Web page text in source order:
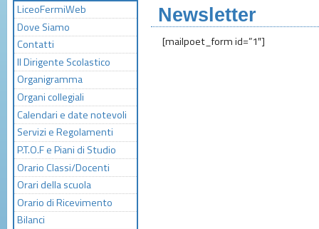
LiceoFermiWeb
Dove Siamo
Contatti
Il Dirigente Scolastico
Organigramma
Organi collegiali
Calendari e date notevoli
Servizi e Regolamenti
P.T.O.F e Piani di Studio
Orario Classi/Docenti
Orari della scuola
Orario di Ricevimento
Bilanci
Newsletter
[mailpoet_form id=”1″]